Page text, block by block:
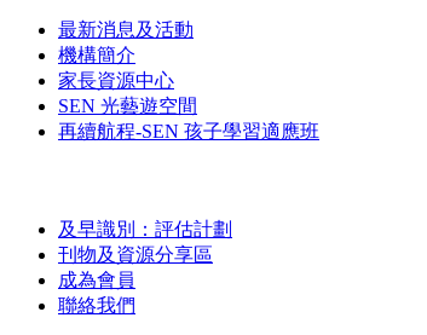
最新消息及活動
機構簡介
家長資源中心
SEN 光藝遊空間
再續航程-SEN 孩子學習適應班
及早識別：評估計劃
刊物及資源分享區
成為會員
聯絡我們